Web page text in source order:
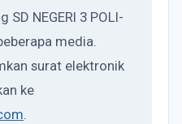
NEGERI 3 POLI-
media.
surat elektronik
ke
.